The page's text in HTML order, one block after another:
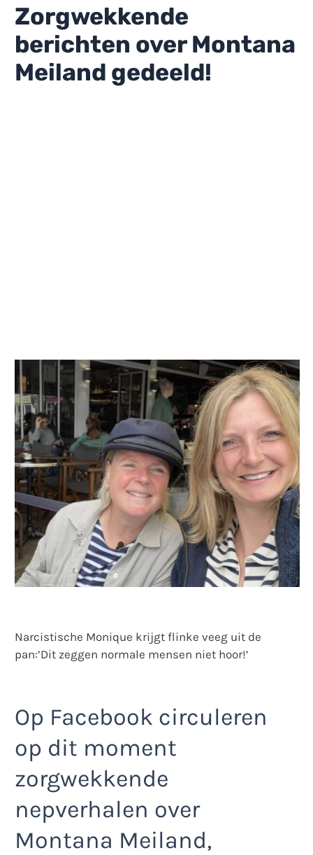
Zorgwekkende
berichten over Montana
Meiland gedeeld!
Narcistische Monique krijgt flinke veeg uit de
pan:’Dit zeggen normale mensen niet hoor!’
Op Facebook circuleren
op dit moment
zorgwekkende
nepverhalen over
Montana Meiland,